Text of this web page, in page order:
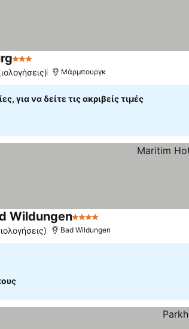
3 Αστέρια
Μάρμπουργκ
για να δείτε τις ακριβείς τιμές
Wildungen4 Αστέρια
Bad Wildungen